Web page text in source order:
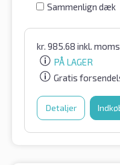
Sammenlign dæk
kr. 985.68 inkl. moms
PÅ LAGER
Gratis
Detaljer